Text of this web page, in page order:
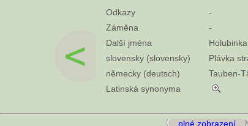
Odkazy
-
Záměna
-
Další jména
slovensky (slovensky)
Plávka
německy (deutsch)
Tauben-
Latinská synonyma